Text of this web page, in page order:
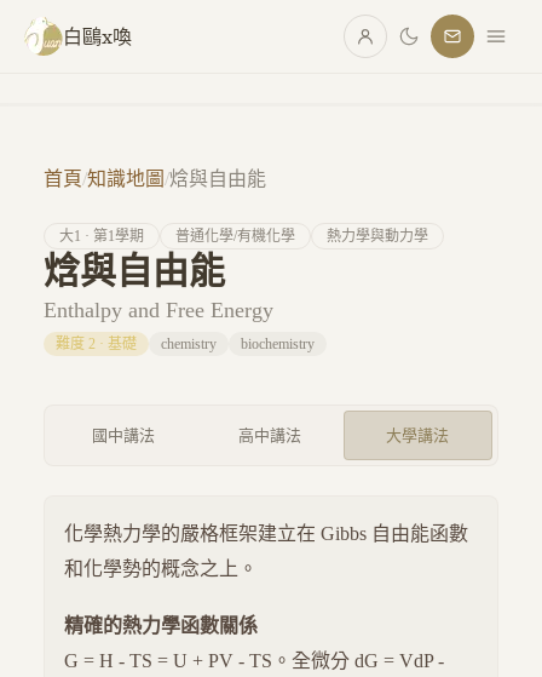
跳至主要內容
白鷗x喚
首頁/知識地圖/焓與自由能
大1 · 第1學期 普通化學/有機化學 熱力學與動力學
焓與自由能
Enthalpy and Free Energy
難度 2 · 基礎 chemistry biochemistry
國中講法 高中講法 大學講法
化學熱力學的嚴格框架建立在 Gibbs 自由能函數
和化學勢的概念之上。
精確的熱力學函數關係
G = H - TS = U + PV - TS。全微分 dG = VdP -